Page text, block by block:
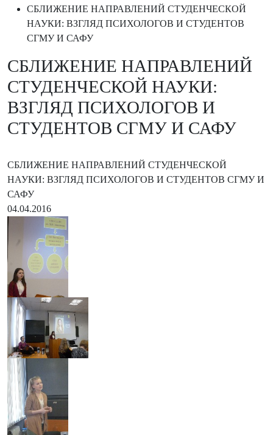
СБЛИЖЕНИЕ НАПРАВЛЕНИЙ СТУДЕНЧЕСКОЙ
НАУКИ: ВЗГЛЯД ПСИХОЛОГОВ И СТУДЕНТОВ
СГМУ И САФУ
СБЛИЖЕНИЕ НАПРАВЛЕНИЙ
СТУДЕНЧЕСКОЙ НАУКИ:
ВЗГЛЯД ПСИХОЛОГОВ И
СТУДЕНТОВ СГМУ И САФУ
СБЛИЖЕНИЕ НАПРАВЛЕНИЙ СТУДЕНЧЕСКОЙ
НАУКИ: ВЗГЛЯД ПСИХОЛОГОВ И СТУДЕНТОВ СГМУ И
САФУ
04.04.2016